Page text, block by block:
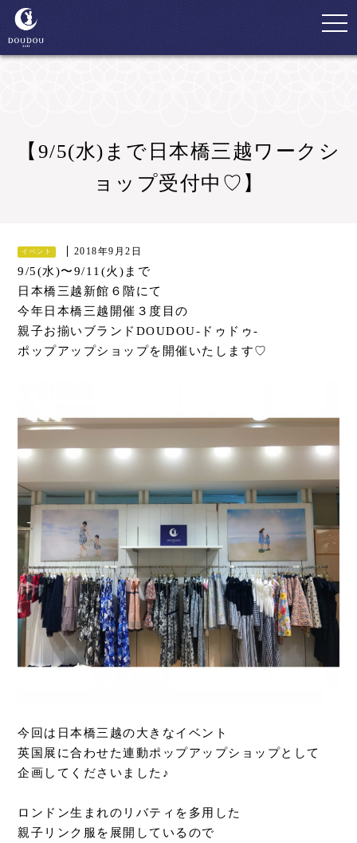
【9/5(水)まで日本橋三越ワークシ
ョップ受付中♡】
イベント 2018年9月2日
9/5(水)〜9/11(火)まで
日本橋三越新館６階にて
今年日本橋三越開催３度目の
親子お揃いブランドDOUDOU-ドゥドゥ-
ポップアップショップを開催いたします♡
今回は日本橋三越の大きなイベント
英国展に合わせた連動ポップアップショップとして
企画してくださいました♪
ロンドン生まれのリバティを多用した
親子リンク服を展開しているので